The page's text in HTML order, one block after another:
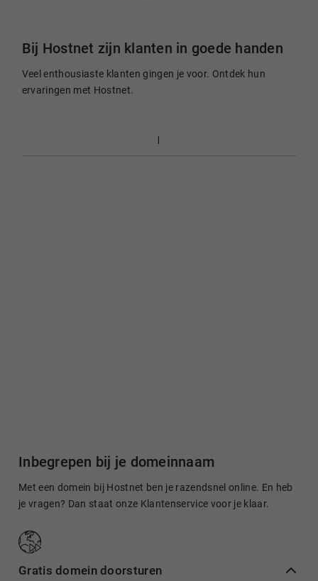
Bij Hostnet zijn klanten in goede handen
Veel enthousiaste klanten gingen je voor. Ontdek hun
ervaringen met Hostnet.
Inbegrepen bij je domeinnaam
Met een domein bij Hostnet ben je razendsnel online. En heb
je vragen? Dan staat onze Klantenservice voor je klaar.
Gratis domein doorsturen